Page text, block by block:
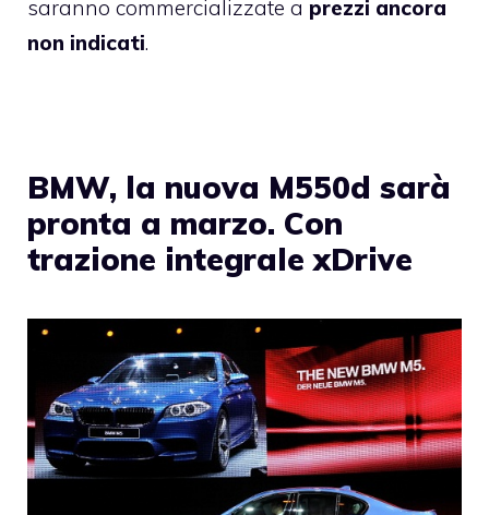
saranno commercializzate a prezzi ancora
non indicati.
BMW, la nuova M550d sarà
pronta a marzo. Con
trazione integrale xDrive